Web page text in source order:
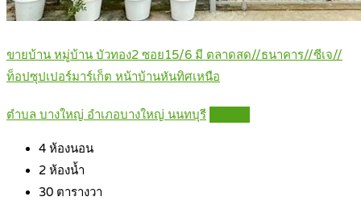
ขายบ้าน หมู่บ้าน บัวทอง2 ซอย15/6 มี ตลาดสด//ธนาคาร//ซีเจ//
ท็อปซุปเปอร์มาร์เก็ต หน้าบ้านหันทิศเหนือ
ตำบล บางใหญ่ อำเภอบางใหญ่ นนทบุรี
4 ห้องนอน
2 ห้องน้ำ
30 ตารางวา